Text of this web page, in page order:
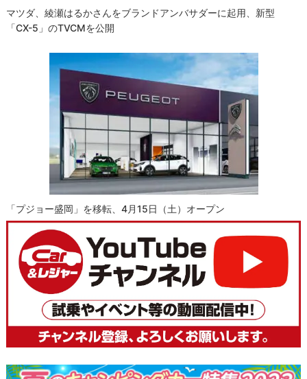
マツダ、綾瀬はるかさんをブランドアンバサダーに起用、新型
「CX-5」のTVCMを公開
「プジョー盛岡」を移転、4月15日（土）オープン